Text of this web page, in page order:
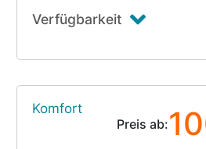
Verfügbarkeit
Komfort
Preis ab: